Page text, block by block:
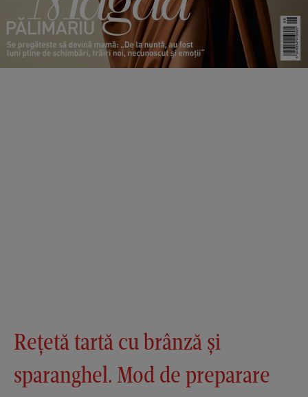
Rețetă tartă cu brânză și
sparanghel. Mod de preparare